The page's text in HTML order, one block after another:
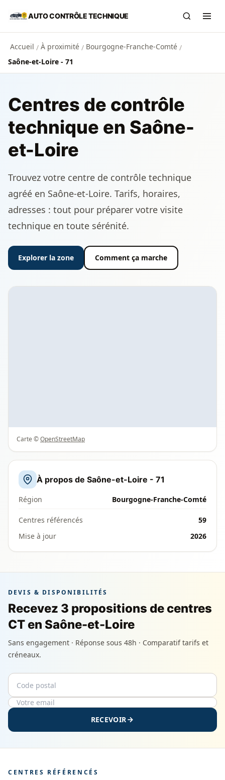
Aller au contenu principal
AUTO CONTRÔLE TECHNIQUE
Accueil / À proximité / Bourgogne-Franche-Comté /
Saône-et-Loire - 71
Centres de contrôle
technique en Saône-
et-Loire
Trouvez votre centre de contrôle technique
agréé en Saône-et-Loire. Tarifs, horaires,
adresses : tout pour préparer votre visite
technique en toute sérénité.
Explorer la zone Comment ça marche
Carte ©OpenStreetMap
À propos de Saône-et-Loire - 71
Région Bourgogne-Franche-Comté
Centres référencés
59
Mise à jour
2026
DEVIS & DISPONIBILITÉS
Recevez 3 propositions de centres
CT en Saône-et-Loire
Sans engagement · Réponse sous 48h · Comparatif tarifs et
créneaux.
Code postal
Email
RECEVOIR
CENTRES RÉFÉRENCÉS